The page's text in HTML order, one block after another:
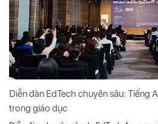
Diễn đàn EdTech chuyên sâu: Tiếng
trong giáo dục